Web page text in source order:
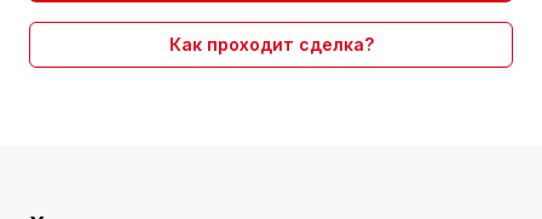
Как проходит сделка?